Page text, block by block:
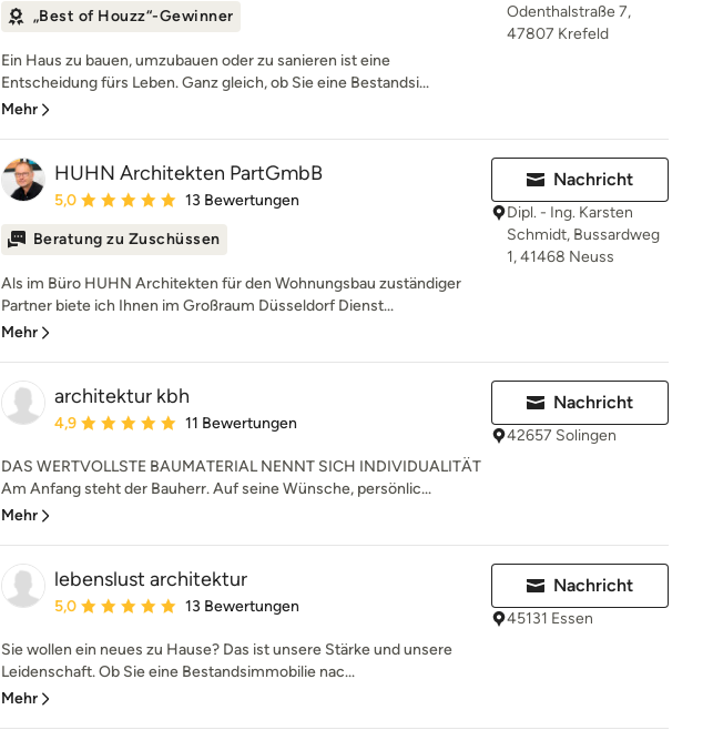
„Best of Houzz“-Gewinner
Ein Haus zu bauen, umzubauen oder zu sanieren ist eine
Entscheidung fürs Leben. Ganz gleich, ob Sie eine Bestandsi...
Mehr
Odenthalstraße 7,
47807 Krefeld
HUHN Architekten PartGmbB
Durchschnittliche Bewertung: 5 von 5 Sternen
5,0 13 Bewertungen
Beratung zu Zuschüssen
Als im Büro HUHN Architekten für den Wohnungsbau zuständiger
Partner biete ich Ihnen im Großraum Düsseldorf Dienst...
Mehr
Nachricht
Dipl. - Ing. Karsten
Schmidt, Bussardweg
1, 41468 Neuss
architektur kbh
Durchschnittliche Bewertung: 4.9 von 5 Sternen
4,9 11 Bewertungen
DAS WERTVOLLSTE BAUMATERIAL NENNT SICH INDIVIDUALITÄT
Am Anfang steht der Bauherr. Auf seine Wünsche, persönlic...
Mehr
Nachricht
42657 Solingen
lebenslust architektur
Durchschnittliche Bewertung: 5 von 5 Sternen
5,0 13 Bewertungen
Sie wollen ein neues zu Hause? Das ist unsere Stärke und unsere
Leidenschaft. Ob Sie eine Bestandsimmobilie nac...
Mehr
Nachricht
45131 Essen